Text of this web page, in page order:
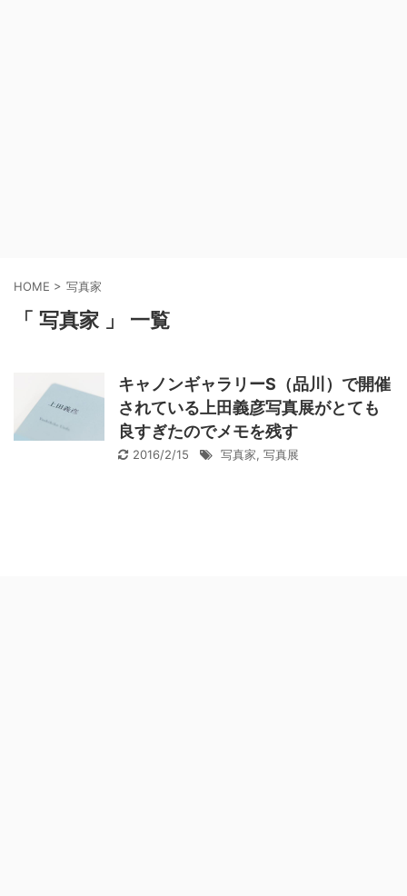
HOME > 写真家
「 写真家 」 一覧
キャノンギャラリーS（品川）で開催
されている上田義彦写真展がとても
良すぎたのでメモを残す
2016/2/15 写真家, 写真展